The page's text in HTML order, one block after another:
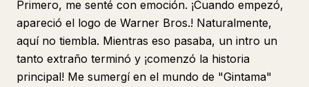
Primero, me senté con emoción. ¡Cuando empezó,
apareció el logo de Warner Bros.! Naturalmente,
aquí no tiembla. Mientras eso pasaba, un intro un
tanto extraño terminó y ¡comenzó la historia
principal! Me sumergí en el mundo de "Gintama"